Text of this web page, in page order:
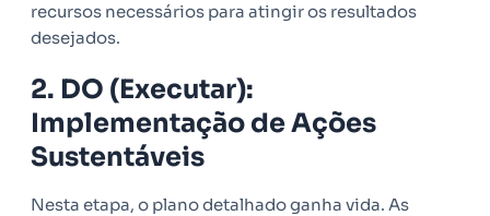
recursos necessários para atingir os resultados
desejados.
2. DO (Executar):
Implementação de Ações
Sustentáveis
Nesta etapa, o plano detalhado ganha vida. As